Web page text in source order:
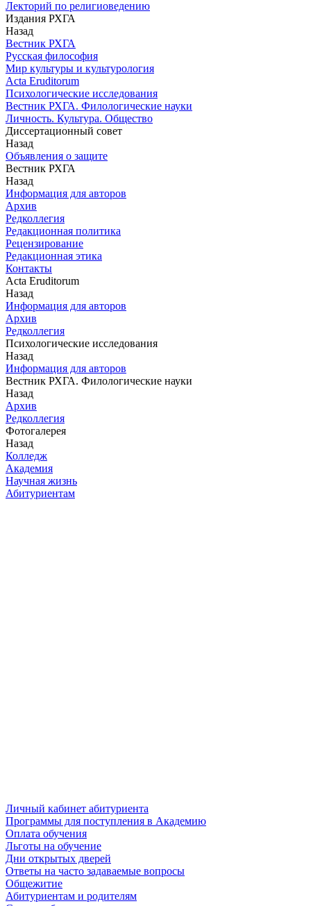
Лекторий по религиоведению
Издания РХГА
Назад
Вестник РХГА
Русская философия
Мир культуры и культурология
Acta Eruditorum
Психологические исследования
Вестник РХГА. Филологические науки
Личность. Культура. Общество
Диссертационный совет
Назад
Объявления о защите
Вестник РХГА
Назад
Информация для авторов
Архив
Редколлегия
Редакционная политика
Рецензирование
Редакционная этика
Контакты
Acta Eruditorum
Назад
Информация для авторов
Архив
Редколлегия
Психологические исследования
Назад
Информация для авторов
Вестник РХГА. Филологические науки
Назад
Архив
Редколлегия
Фотогалерея
Назад
Колледж
Академия
Научная жизнь
Абитуриентам
Личный кабинет абитуриента
Программы для поступления в Академию
Оплата обучения
Льготы на обучение
Дни открытых дверей
Ответы на часто задаваемые вопросы
Общежитие
Абитуриентам и родителям